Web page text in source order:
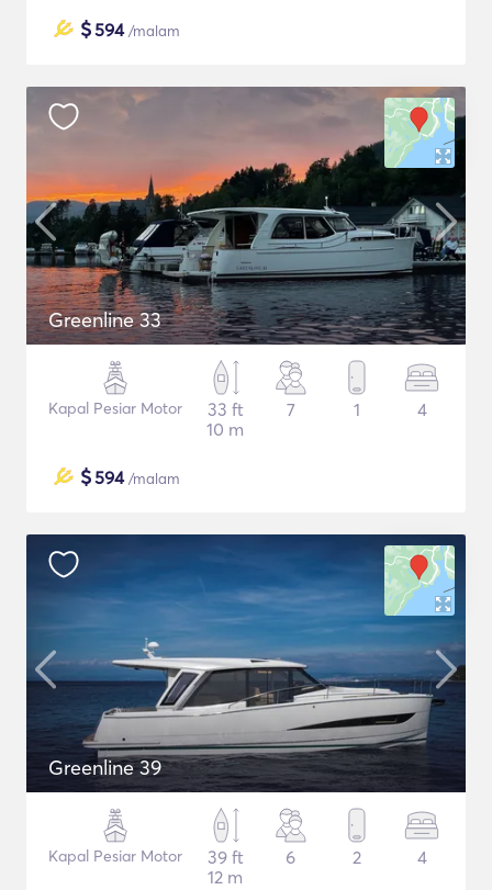
$594/malam
Greenline 33
Kapal Pesiar Motor
33 ft
10 m
7 1 4
$594/malam
Greenline 39
Kapal Pesiar Motor
39 ft
12 m
6 2 4